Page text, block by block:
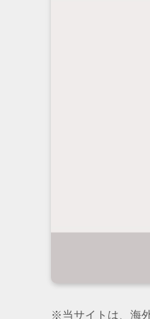
※当サイトは、海